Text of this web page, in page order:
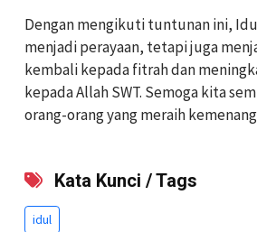
Dengan mengikuti tuntunan ini,
menjadi perayaan, tetapi juga
kembali kepada fitrah dan
kepada Allah SWT. Semoga kita
orang-orang yang meraih
Kata Kunci / Tags
idul